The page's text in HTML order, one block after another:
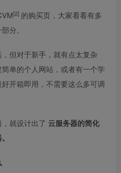
[2] 的购买页，大家看看有多
分。
但对于新手，就有点太复杂
单的个人网站，或者有一个学
开箱即用，不需要这么多可调
就设计出了 云服务器的简化